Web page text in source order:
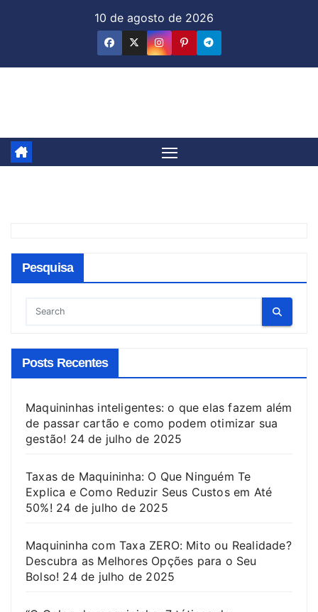
10 de agosto de 2026
Pesquisa
Posts Recentes
Maquininhas inteligentes: o que elas fazem além
de passar cartão e como podem otimizar sua
gestão! 24 de julho de 2025
Taxas de Maquininha: O Que Ninguém Te
Explica e Como Reduzir Seus Custos em Até
50%! 24 de julho de 2025
Maquininha com Taxa ZERO: Mito ou Realidade?
Descubra as Melhores Opções para o Seu
Bolso! 24 de julho de 2025